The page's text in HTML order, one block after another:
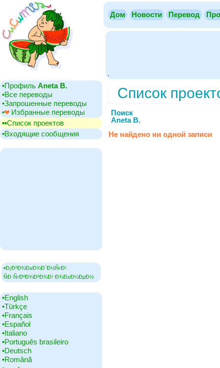
Дом Новости Перевод
.
•‎Профиль Aneta B.
•‎Все переводы
•‎Запрошенные переводы
•‎
Избранные переводы
▪▪‎Cписок проектов
•‎Входящие сообщения
▪Ð¡Ð²Ð¾Ð±Ð¾Ð´Ð½Ñ‹Ð¹
ÑÐ·Ñ‹ÐºÐ¾Ð²Ð¾Ð¹ Ð¾Ð±Ð¼ÐµÐ½
•‎English
•‎Türkçe
•‎Français
•‎Español
•‎Italiano
•‎Português brasileiro
•‎Deutsch
•‎Română
Cписок
Поиск
Aneta B.
Не найдено ни одной записи